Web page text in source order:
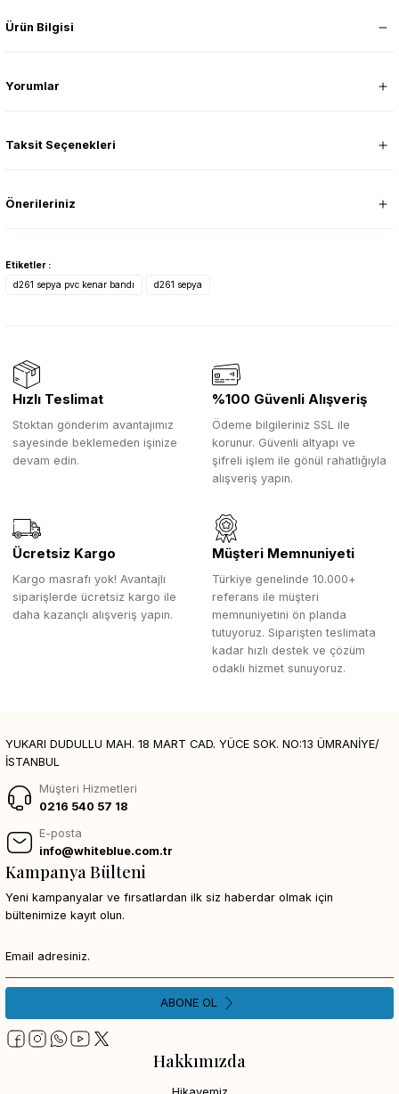
Ürün Bilgisi
Yorumlar
Taksit Seçenekleri
Önerileriniz
Etiketler :
d261 sepya pvc kenar bandı
d261 sepya
Hızlı Teslimat
Stoktan gönderim avantajımız
sayesinde beklemeden işinize
devam edin.
%100 Güvenli Alışveriş
Ödeme bilgileriniz SSL ile
korunur. Güvenli altyapı ve
şifreli işlem ile gönül rahatlığıyla
alışveriş yapın.
Ücretsiz Kargo
Kargo masrafı yok! Avantajlı
siparişlerde ücretsiz kargo ile
daha kazançlı alışveriş yapın.
Müşteri Memnuniyeti
Türkiye genelinde 10.000+
referans ile müşteri
memnuniyetini ön planda
tutuyoruz. Siparişten teslimata
kadar hızlı destek ve çözüm
odaklı hizmet sunuyoruz.
YUKARI DUDULLU MAH. 18 MART CAD. YÜCE SOK. NO:13 ÜMRANİYE/
İSTANBUL
Müşteri Hizmetleri
0216 540 57 18
E-posta
info@whiteblue.com.tr
Hakkımızda
Kampanya Bülteni
Yeni kampanyalar ve fırsatlardan ilk siz haberdar olmak için
bültenimize kayıt olun.
ABONE OL